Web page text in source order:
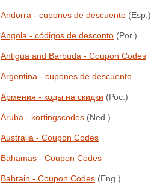
Andorra - cupones de descuento (Esp.)
Angola - códigos de desconto (Por.)
Antigua and Barbuda - Coupon Codes
Argentina - cupones de descuento
Армения - коды на скидки (Рос.)
Aruba - kortingscodes (Ned.)
Australia - Coupon Codes
Bahamas - Coupon Codes
Bahrain - Coupon Codes (Eng.)